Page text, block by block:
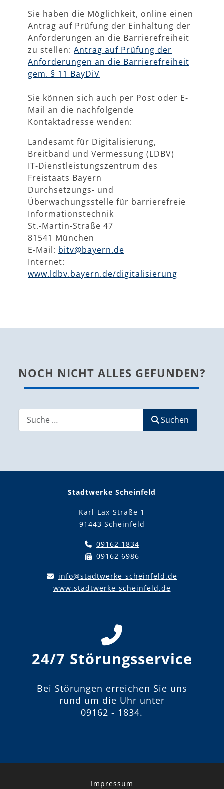
Sie haben die Möglichkeit, online einen
Antrag auf Prüfung der Einhaltung der
Anforderungen an die Barrierefreiheit
zu stellen: Antrag auf Prüfung der
Anforderungen an die Barrierefreiheit
gem. § 11 BayDiV
Sie können sich auch per Post oder E-
Mail an die nachfolgende
Kontaktadresse wenden:
Landesamt für Digitalisierung,
Breitband und Vermessung (LDBV)
IT-Dienstleistungszentrum des
Freistaats Bayern
Durchsetzungs- und
Überwachungsstelle für barrierefreie
Informationstechnik
St.-Martin-Straße 47
81541 München
E-Mail: bitv@bayern.de
Internet:
www.ldbv.bayern.de/digitalisierung
NOCH NICHT ALLES GEFUNDEN?
Suchen
Suchen
Stadtwerke Scheinfeld
Karl-Lax-Straße 1
91443 Scheinfeld
09162 1834
09162 6986
info@stadtwerke-scheinfeld.de
www.stadtwerke-scheinfeld.de
24/7 Störungsservice
Bei Störungen erreichen Sie uns
rund um die Uhr unter
09162 - 1834.
Impressum